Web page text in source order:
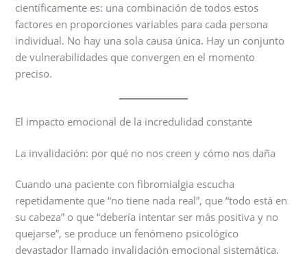
científicamente es: una combinación de todos estos
factores en proporciones variables para cada persona
individual. No hay una sola causa única. Hay un conjunto
de vulnerabilidades que convergen en el momento
preciso.
El impacto emocional de la incredulidad constante
La invalidación: por qué no nos creen y cómo nos daña
Cuando una paciente con fibromialgia escucha
repetidamente que “no tiene nada real”, que “todo está en
su cabeza” o que “debería intentar ser más positiva y no
quejarse”, se produce un fenómeno psicológico
devastador llamado invalidación emocional sistemática.